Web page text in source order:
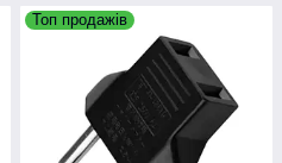
Топ продажів